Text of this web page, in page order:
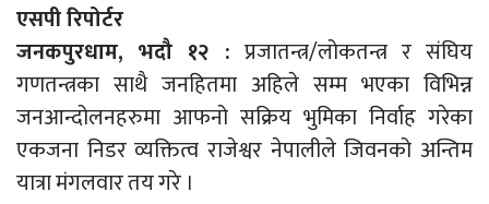
एसपी रिपोर्टर
जनकपुरधाम, भदौ १२ : प्रजातन्त्र/लोकतन्त्र र संघिय
गणतन्त्रका साथै जनहितमा अहिले सम्म भएका विभिन्न
जनआन्दोलनहरुमा आफनो सक्रिय भुमिका निर्वाह गरेका
एकजना निडर व्यक्तित्व राजेश्वर नेपालीले जिवनको अन्तिम
यात्रा मंगलवार तय गरे ।